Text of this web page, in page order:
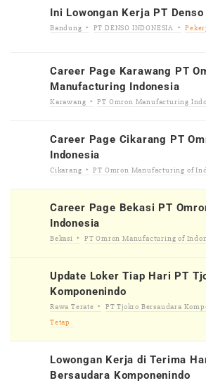
Ini Lowongan Kerja PT
Bandung PT DENSO INDONESIA
Career Page Karawang PT
Manufacturing Indonesia
Karawang PT Omron Manufacturing
Career Page Cikarang PT
Indonesia
Cikarang PT Omron Manufacturing of
Career Page Bekasi PT
Indonesia
Bekasi PT Omron Manufacturing of
Update Loker Tiap Hari PT
Komponenindo
Rawa Terate PT Tjokro Bersaudara
Tetap
Lowongan Kerja di Terima
Bersaudara Komponenindo